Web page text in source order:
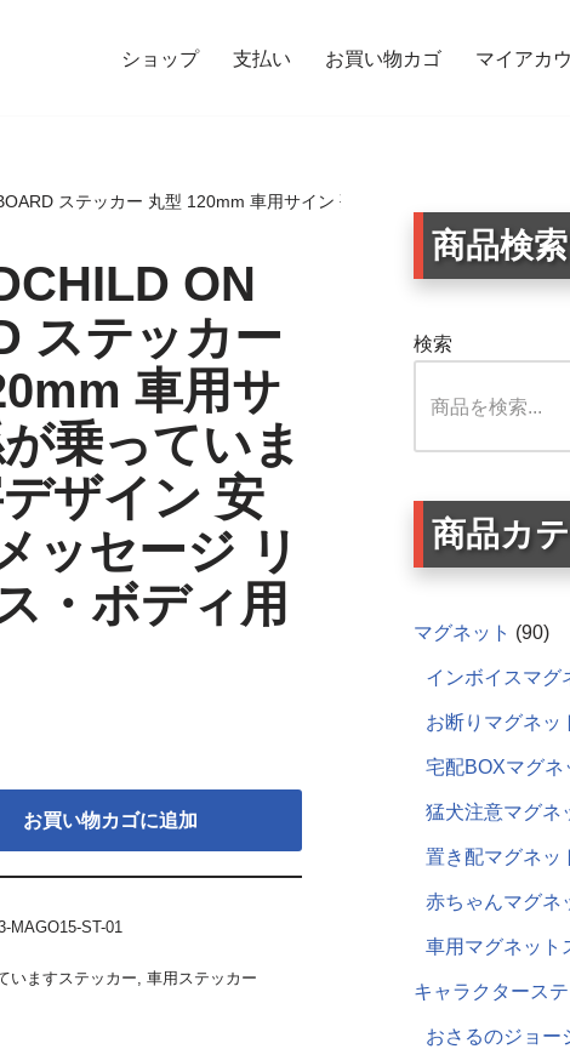
ショップ 支払い お買い物カゴ マイアカ
ステッカー 丸型 120mm 車用サイン 孫が乗っています 英字デザ
ON
ステッカー
車用サ
乗っていま
ザイン 安
ッセージ リ
・ボディ用
お買い物カゴに追加
MAGO15-ST-01
いますステッカー, 車用ステッカー
商品検索
検索
商品カ
マグネット 90
インボイスマグ
お断りマグネッ
宅配BOXマグネ
猛犬注意マグネ
置き配マグネッ
赤ちゃんマグネ
車用マグネット
キャラクタース
おさるのジョー